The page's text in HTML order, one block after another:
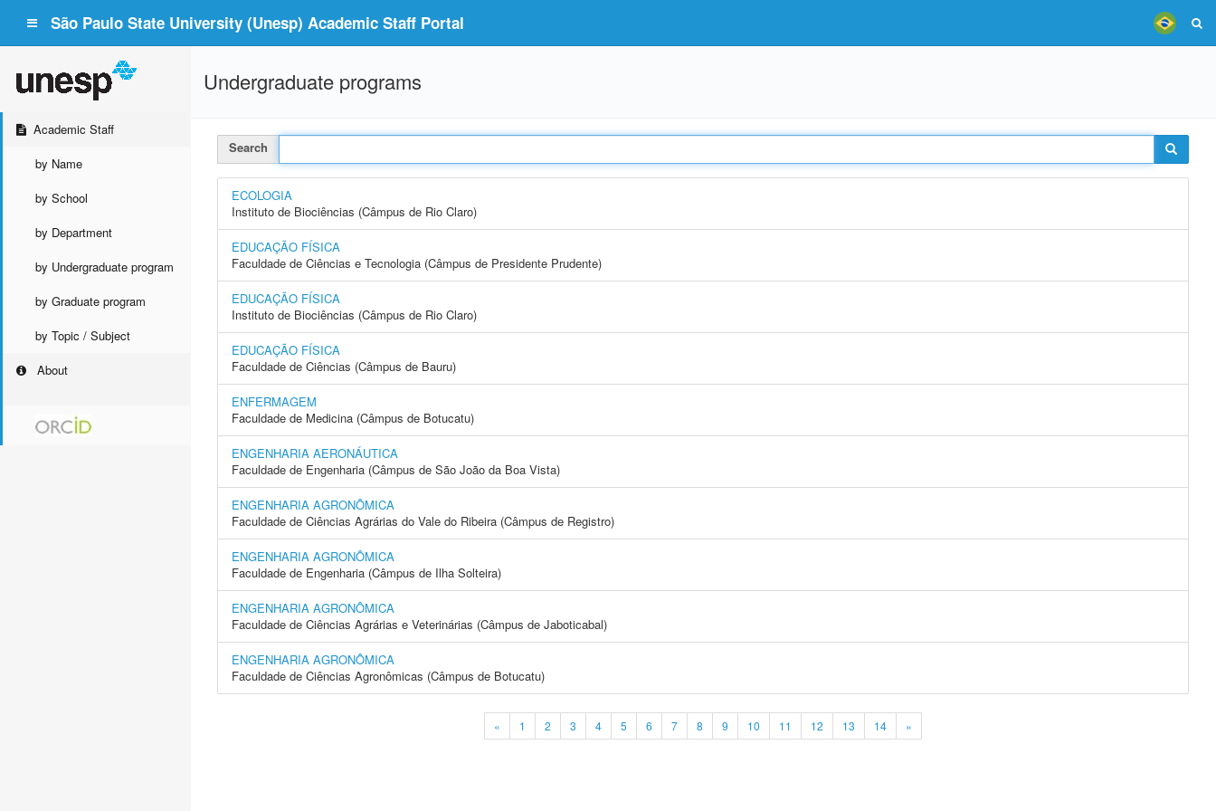
São Paulo State University (Unesp) Academic Staff Portal
Academic Staff
by Name
by School
by Department
by Undergraduate program
by Graduate program
by Topic / Subject
About
Undergraduate programs
Search
ECOLOGIA
Instituto de Biociências (Câmpus de Rio Claro)
EDUCAÇÃO FÍSICA
Faculdade de Ciências e Tecnologia (Câmpus de Presidente Prudente)
EDUCAÇÃO FÍSICA
Instituto de Biociências (Câmpus de Rio Claro)
EDUCAÇÃO FÍSICA
Faculdade de Ciências (Câmpus de Bauru)
ENFERMAGEM
Faculdade de Medicina (Câmpus de Botucatu)
ENGENHARIA AERONÁUTICA
Faculdade de Engenharia (Câmpus de São João da Boa Vista)
ENGENHARIA AGRONÔMICA
Faculdade de Ciências Agrárias do Vale do Ribeira (Câmpus de Registro)
ENGENHARIA AGRONÔMICA
Faculdade de Engenharia (Câmpus de Ilha Solteira)
ENGENHARIA AGRONÔMICA
Faculdade de Ciências Agrárias e Veterinárias (Câmpus de Jaboticabal)
ENGENHARIA AGRONÔMICA
Faculdade de Ciências Agronômicas (Câmpus de Botucatu)
« 1 2 3 4 5 6 7 8 9 10 11 12 13 14 »